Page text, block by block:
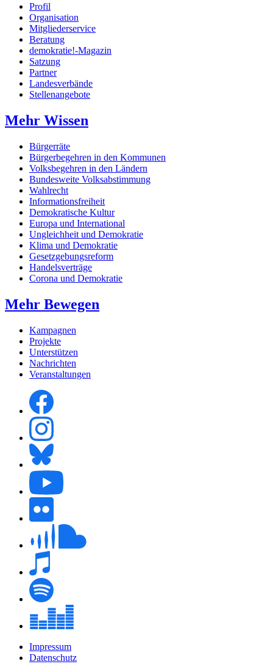
Profil
Organisation
Mitgliederservice
Beratung
demokratie!-Magazin
Satzung
Partner
Landesverbände
Stellenangebote
Mehr Wissen
Bürgerräte
Bürgerbegehren in den Kommunen
Volksbegehren in den Ländern
Bundesweite Volksabstimmung
Wahlrecht
Informationsfreiheit
Demokratische Kultur
Europa und International
Ungleichheit und Demokratie
Klima und Demokratie
Gesetzgebungsreform
Handelsverträge
Corona und Demokratie
Mehr Bewegen
Kampagnen
Projekte
Unterstützen
Nachrichten
Veranstaltungen
Impressum
Datenschutz